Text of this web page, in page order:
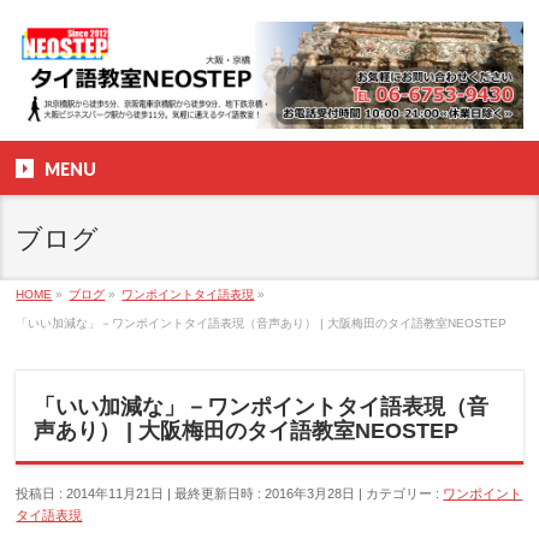
MENU
ブログ
HOME » ブログ » ワンポイントタイ語表現 »
「いい加減な」－ワンポイントタイ語表現（音声あり） | 大阪梅田のタイ語教室NEOSTEP
「いい加減な」－ワンポイントタイ語表現（音
声あり） | 大阪梅田のタイ語教室NEOSTEP
投稿日 : 2014年11月21日 最終更新日時 : 2016年3月28日 カテゴリー : ワンポイント
タイ語表現